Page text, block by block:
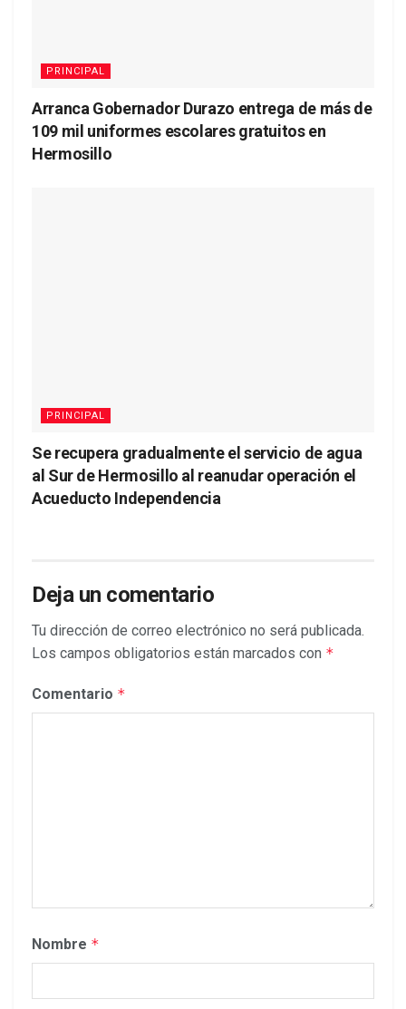
PRINCIPAL
Arranca Gobernador Durazo entrega de más de
109 mil uniformes escolares gratuitos en
Hermosillo
PRINCIPAL
Se recupera gradualmente el servicio de agua
al Sur de Hermosillo al reanudar operación el
Acueducto Independencia
Deja un comentario
Tu dirección de correo electrónico no será publicada.
Los campos obligatorios están marcados con *
Comentario *
Nombre *